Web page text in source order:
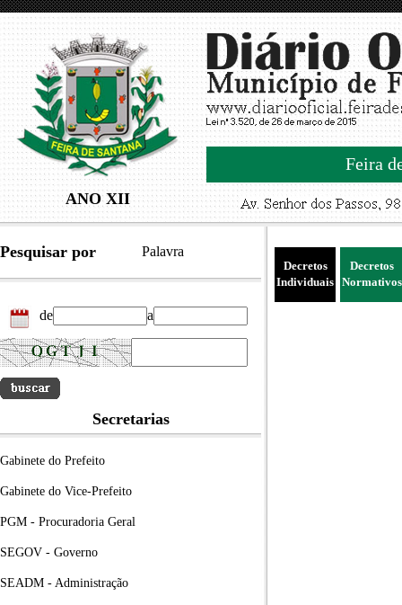
ANO XII
Feira
Pesquisar por Palavra
de a
Secretarias
Gabinete do Prefeito
Gabinete do Vice-Prefeito
PGM - Procuradoria Geral
SEGOV - Governo
SEADM - Administração
Decretos
Individuais
Decretos
Normativos